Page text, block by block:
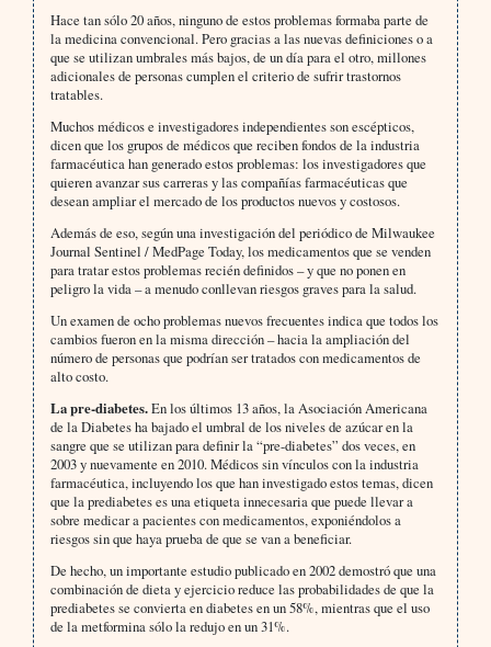
Hace tan sólo 20 años, ninguno de estos problemas formaba parte de
la medicina convencional. Pero gracias a las nuevas definiciones o a
que se utilizan umbrales más bajos, de un día para el otro, millones
adicionales de personas cumplen el criterio de sufrir trastornos
tratables.
Muchos médicos e investigadores independientes son escépticos,
dicen que los grupos de médicos que reciben fondos de la industria
farmacéutica han generado estos problemas: los investigadores que
quieren avanzar sus carreras y las compañías farmacéuticas que
desean ampliar el mercado de los productos nuevos y costosos.
Además de eso, según una investigación del periódico de Milwaukee
Journal Sentinel / MedPage Today, los medicamentos que se venden
para tratar estos problemas recién definidos – y que no ponen en
peligro la vida – a menudo conllevan riesgos graves para la salud.
Un examen de ocho problemas nuevos frecuentes indica que todos los
cambios fueron en la misma dirección – hacia la ampliación del
número de personas que podrían ser tratados con medicamentos de
alto costo.
La pre-diabetes.En los últimos 13 años, la Asociación Americana
de la Diabetes ha bajado el umbral de los niveles de azúcar en la
sangre que se utilizan para definir la “pre-diabetes” dos veces, en
2003 y nuevamente en 2010. Médicos sin vínculos con la industria
farmacéutica, incluyendo los que han investigado estos temas, dicen
que la prediabetes es una etiqueta innecesaria que puede llevar a
sobre medicar a pacientes con medicamentos, exponiéndolos a
riesgos sin que haya prueba de que se van a beneficiar.
De hecho, un importante estudio publicado en 2002 demostró que una
combinación de dieta y ejercicio reduce las probabilidades de que la
prediabetes se convierta en diabetes en un 58%, mientras que el uso
de la metformina sólo la redujo en un 31%.